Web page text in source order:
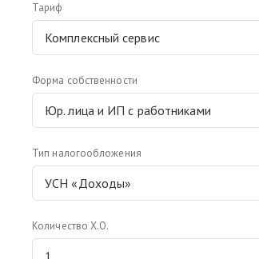
Тариф
Комплексный сервис
Форма собственности
Юр. лица и ИП с работниками
Тип налогообложения
УСН «Доходы»
Количество Х.О.